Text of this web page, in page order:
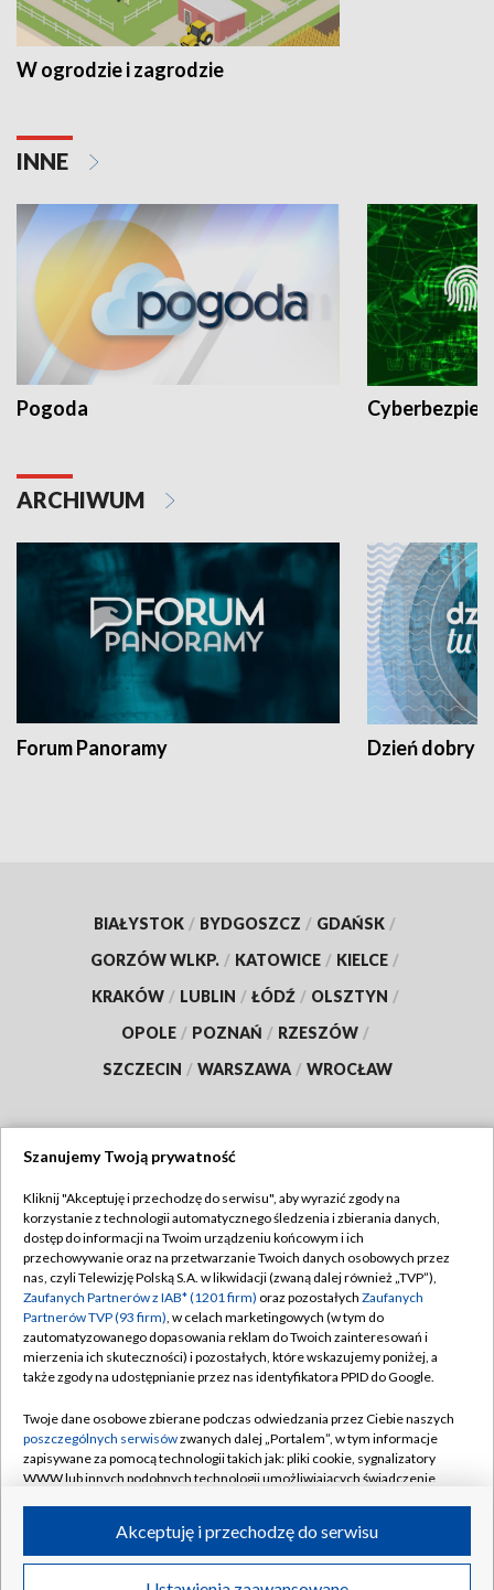
W ogrodzie i zagrodzie
INNE
Pogoda
ARCHIWUM
Forum Panoramy Dzień dobry
BIAŁYSTOK / BYDGOSZCZ / GDAŃSK /
GORZÓW WLKP. / KATOWICE / KIELCE /
KRAKÓW / LUBLIN / ŁÓDŹ / OLSZTYN /
OPOLE / POZNAŃ / RZESZÓW /
SZCZECIN / WARSZAWA / WROCŁAW
TVP
Abonament TVP
Emisja w TVP
Centrum informacji TVP
Naziemna Telewizja Cyfrowa
Rada Programowa
System NOS
Informacje o nadawcy
Program dla prasy
Regulamin TVP
Polityka prywatności
Moje zgody
Pomoc
Kontakt
Kanały
©2026 Telewizja Polska S.A. w likwidacji
Szanujemy Twoją prywatność
Kliknij "Akceptuję i przechodzę do serwisu", aby wyrazić zgody na
korzystanie z technologii automatycznego śledzenia i zbierania danych,
dostęp do informacji na Twoim urządzeniu końcowym i ich
przechowywanie oraz na przetwarzanie Twoich danych osobowych przez
nas, czyli Telewizję Polską S.A. w likwidacji (zwaną dalej również „TVP”),
Zaufanych Partnerów z IAB* (1201 firm) oraz pozostałych Zaufanych
Partnerów TVP (93 firm), w celach marketingowych (w tym do
zautomatyzowanego dopasowania reklam do Twoich zainteresowań i
mierzenia ich skuteczności) i pozostałych, które wskazujemy poniżej, a
także zgody na udostępnianie przez nas identyfikatora PPID do Google.
Twoje dane osobowe zbierane podczas odwiedzania przez Ciebie naszych
poszczególnych serwisówzwanych dalej „Portalem”, w tym informacje
zapisywane za pomocą technologii takich jak: pliki cookie, sygnalizatory
WWW lub innych podobnych technologii umożliwiających świadczenie
ruchu w Internecie.
Twoje dane osobowe zbierane podczas odwiedzania przez Ciebie
Akceptuję i przechodzę do serwisu